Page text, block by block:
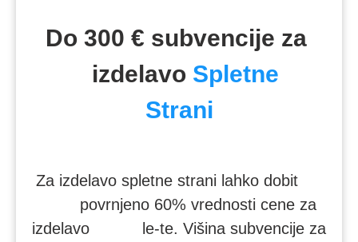
Do 300 € subvencije za
izdelavo Spletne
Strani
Za izdelavo spletne strani lahko dobit
povrnjeno 60% vrednosti cene za
izdelavo le-te. Višina subvencije za